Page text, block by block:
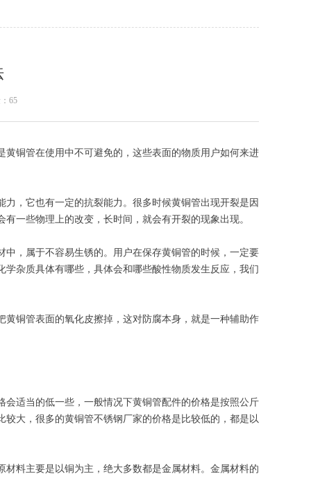
65
铜管在使用中不可避免的，这些表面的物质用户如何来进
它也有一定的抗裂能力。很多时候黄铜管出现开裂是因
一些物理上的改变，长时间，就会有开裂的现象出现。
，属于不容易生锈的。用户在保存黄铜管的时候，一定要
杂质具体有哪些，具体会和哪些酸性物质发生反应，我们
铜管表面的氧化皮擦掉，这对防腐本身，就是一种辅助作
适当的低一些，一般情况下黄铜管配件的价格是按照公斤
大，很多的黄铜管不锈钢厂家的价格是比较低的，都是以
料主要是以铜为主，绝大多数都是金属材料。金属材料的